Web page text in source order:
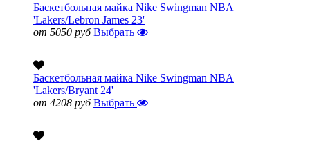
Баскетбольная майка Nike Swingman NBA
'Lakers/Lebron James 23'
от 5050 руб Выбрать
Баскетбольная майка Nike Swingman NBA
'Lakers/Bryant 24'
от 4208 руб Выбрать